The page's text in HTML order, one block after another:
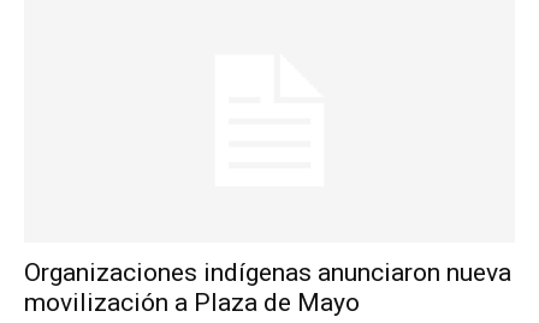
Organizaciones indígenas anunciaron nueva
movilización a Plaza de Mayo